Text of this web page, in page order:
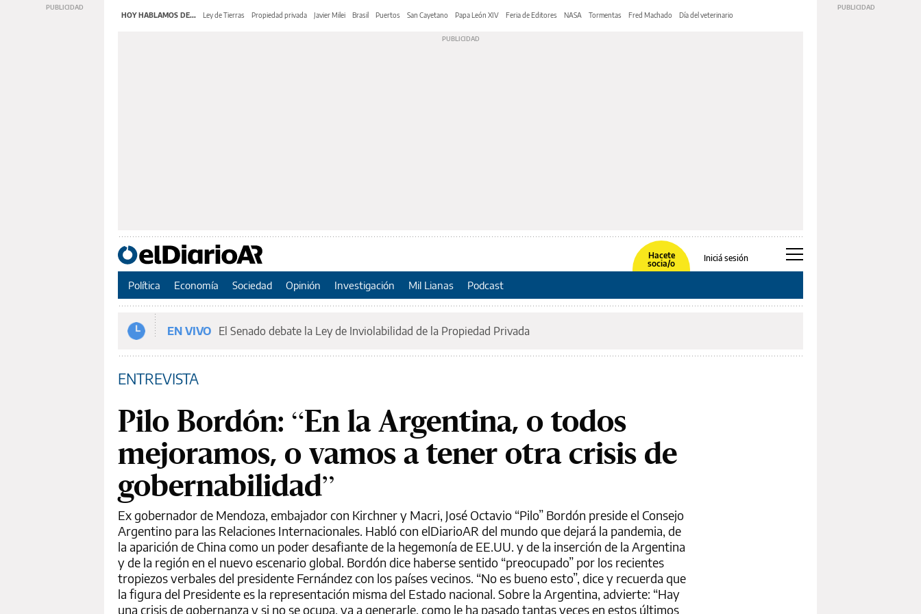
HOY HABLAMOS DE... Ley de Tierras Propiedad privada Javier Milei Brasil Puertos San Cayetano Papa León XIV Feria de Editores NASA Tormentas Fred Machado Día del veterinario
Hacete
socia/o
Iniciá sesión
Política Economía Sociedad Opinión Investigación Mil Lianas Podcast
EN VIVO El Senado debate la Ley de Inviolabilidad de la Propiedad Privada
ENTREVISTA
Pilo Bordón: “En la Argentina, o todos
mejoramos, o vamos a tener otra crisis de
gobernabilidad”
Ex gobernador de Mendoza, embajador con Kirchner y Macri, José Octavio “Pilo” Bordón preside el Consejo
Argentino para las Relaciones Internacionales. Habló con elDiarioAR del mundo que dejará la pandemia, de
la aparición de China como un poder desafiante de la hegemonía de EE.UU. y de la inserción de la Argentina
y de la región en el nuevo escenario global. Bordón dice haberse sentido “preocupado” por los recientes
tropiezos verbales del presidente Fernández con los países vecinos. “No es bueno esto”, dice y recuerda que
la figura del Presidente es la representación misma del Estado nacional. Sobre la Argentina, advierte: “Hay
una crisis de gobernanza y si no se ocupa, va a generarle, como le ha pasado tantas veces en estos últimos